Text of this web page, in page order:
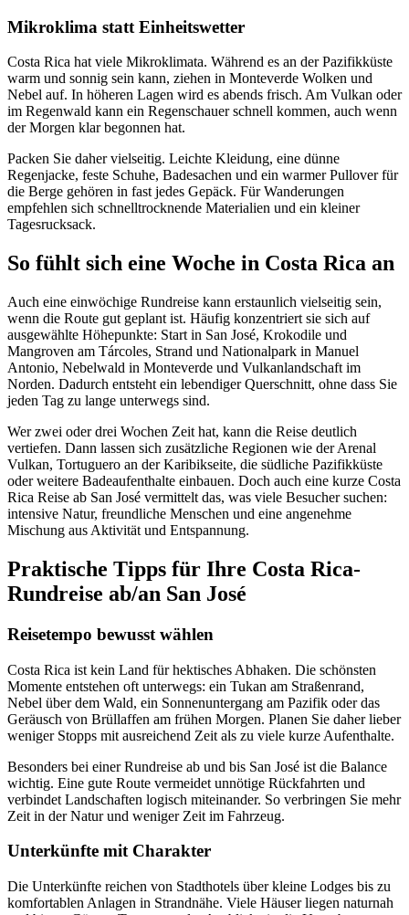
Mikroklima statt Einheitswetter
Costa Rica hat viele Mikroklimata. Während es an der Pazifikküste
warm und sonnig sein kann, ziehen in Monteverde Wolken und
Nebel auf. In höheren Lagen wird es abends frisch. Am Vulkan oder
im Regenwald kann ein Regenschauer schnell kommen, auch wenn
der Morgen klar begonnen hat.
Packen Sie daher vielseitig. Leichte Kleidung, eine dünne
Regenjacke, feste Schuhe, Badesachen und ein warmer Pullover für
die Berge gehören in fast jedes Gepäck. Für Wanderungen
empfehlen sich schnelltrocknende Materialien und ein kleiner
Tagesrucksack.
So fühlt sich eine Woche in Costa Rica an
Auch eine einwöchige Rundreise kann erstaunlich vielseitig sein,
wenn die Route gut geplant ist. Häufig konzentriert sie sich auf
ausgewählte Höhepunkte: Start in San José, Krokodile und
Mangroven am Tárcoles, Strand und Nationalpark in Manuel
Antonio, Nebelwald in Monteverde und Vulkanlandschaft im
Norden. Dadurch entsteht ein lebendiger Querschnitt, ohne dass Sie
jeden Tag zu lange unterwegs sind.
Wer zwei oder drei Wochen Zeit hat, kann die Reise deutlich
vertiefen. Dann lassen sich zusätzliche Regionen wie der Arenal
Vulkan, Tortuguero an der Karibikseite, die südliche Pazifikküste
oder weitere Badeaufenthalte einbauen. Doch auch eine kurze Costa
Rica Reise ab San José vermittelt das, was viele Besucher suchen:
intensive Natur, freundliche Menschen und eine angenehme
Mischung aus Aktivität und Entspannung.
Praktische Tipps für Ihre Costa Rica-
Rundreise ab/an San José
Reisetempo bewusst wählen
Costa Rica ist kein Land für hektisches Abhaken. Die schönsten
Momente entstehen oft unterwegs: ein Tukan am Straßenrand,
Nebel über dem Wald, ein Sonnenuntergang am Pazifik oder das
Geräusch von Brüllaffen am frühen Morgen. Planen Sie daher lieber
weniger Stopps mit ausreichend Zeit als zu viele kurze Aufenthalte.
Besonders bei einer Rundreise ab und bis San José ist die Balance
wichtig. Eine gute Route vermeidet unnötige Rückfahrten und
verbindet Landschaften logisch miteinander. So verbringen Sie mehr
Zeit in der Natur und weniger Zeit im Fahrzeug.
Unterkünfte mit Charakter
Die Unterkünfte reichen von Stadthotels über kleine Lodges bis zu
komfortablen Anlagen in Strandnähe. Viele Häuser liegen naturnah